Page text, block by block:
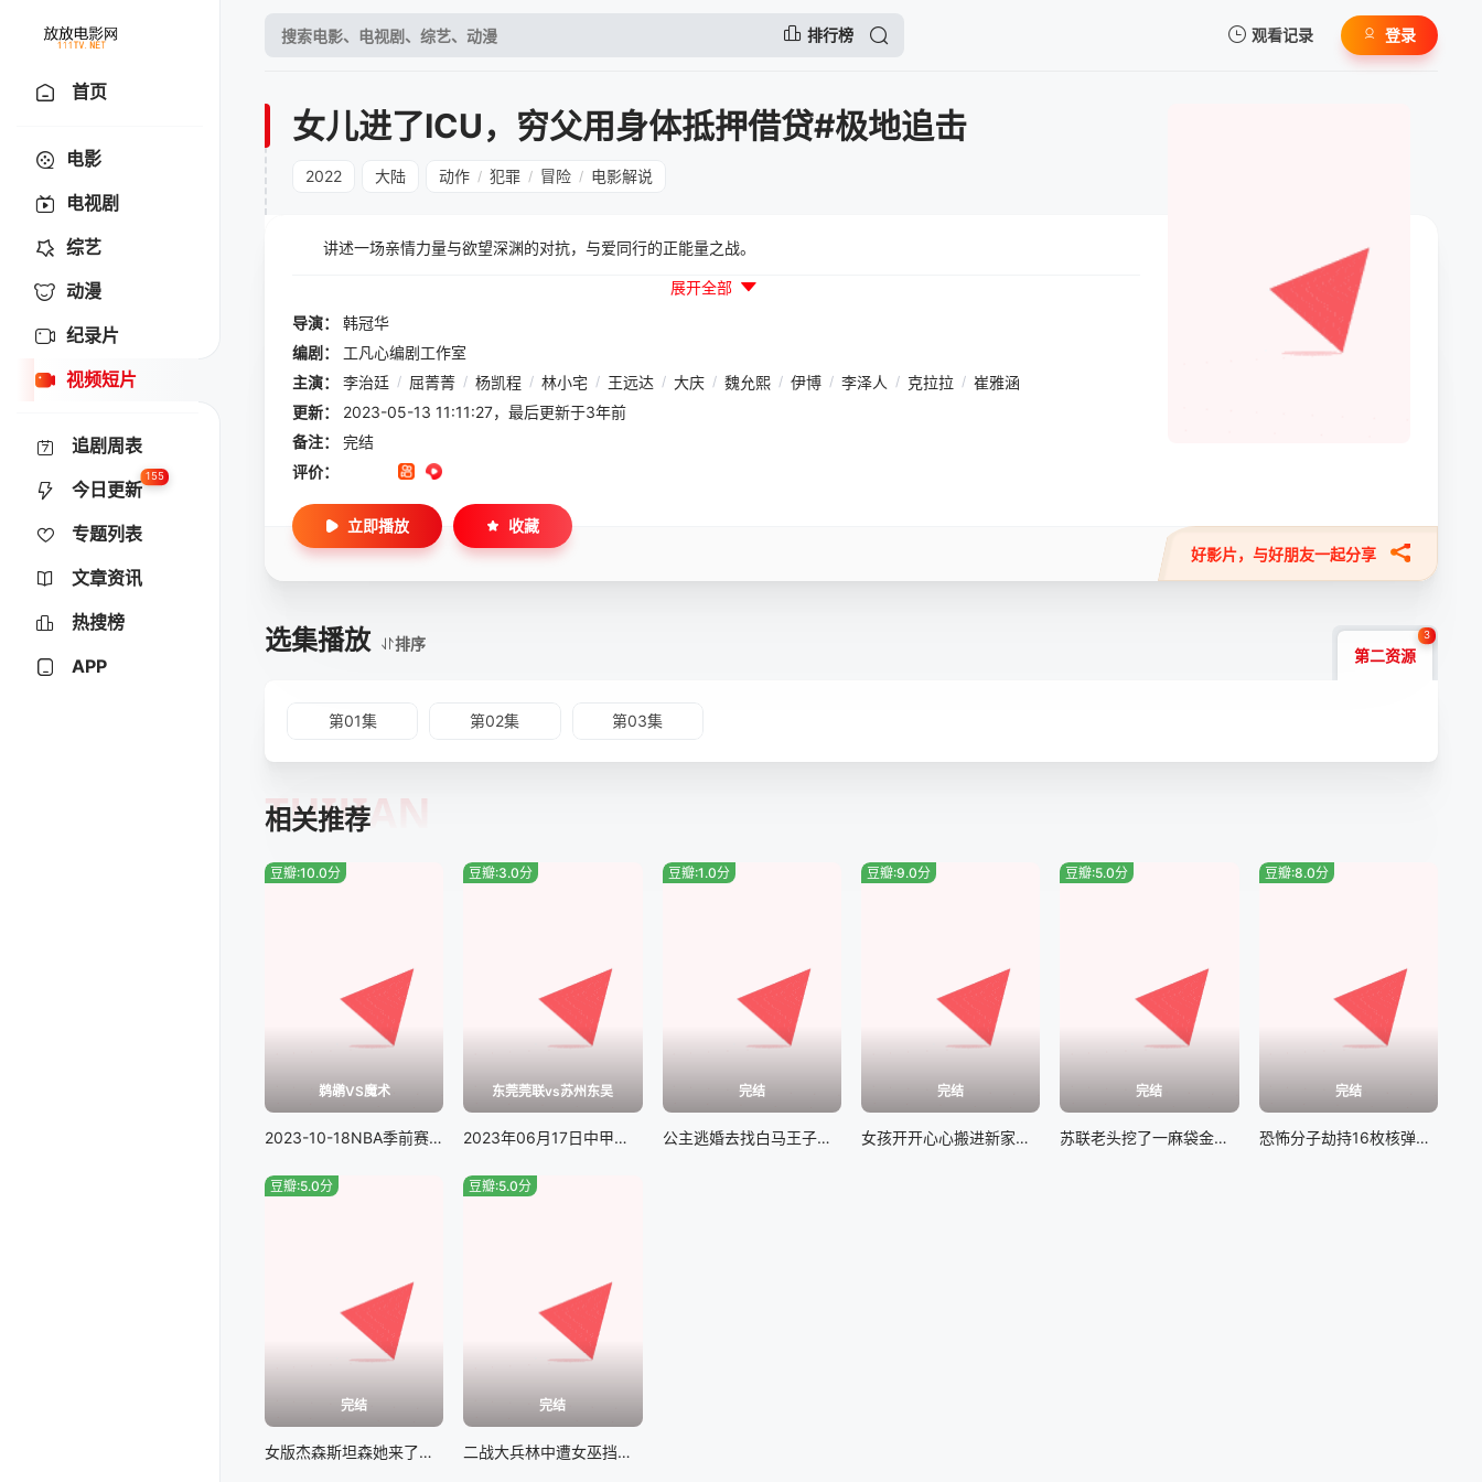
排行榜 观看记录
暂无观看影片的记录
登录
首页
电影
电视剧
综艺
动漫
纪录片
视频短片
追剧周表
今日更新
155
专题列表
文章资讯
热搜榜
APP
女儿进了ICU，穷父用身体抵押借贷#极地追击
2022 大陆 动作 / 犯罪 / 冒险 / 电影解说
讲述一场亲情力量与欲望深渊的对抗，与爱同行的正能量之战。
展开全部
导演：
韩冠华
编剧：
工凡心编剧工作室
主演：
李治廷 / 屈菁菁 / 杨凯程 / 林小宅 / 王远达 / 大庆 / 魏允熙 / 伊博 / 李泽人 / 克拉拉 / 崔雅涵
更新：
2023-05-13 11:11:27，最后更新于3年前
备注：
完结
评价：
好影片，与好朋友一起分享
立即播放 收藏
选集播放 排序
第二资源
3
第01集 第02集 第03集
相关推荐
TUIJIAN
鹈鹕VS魔术
豆瓣:10.0分
2023-10-18NBA季前赛鹈鹕VS魔术
东莞莞联vs苏州东吴
豆瓣:3.0分
2023年06月17日中甲联赛东莞莞联vs苏州东吴
完结
豆瓣:1.0分
公主逃婚去找白马王子，结果和野兽成了一对#我亲爱的怪物伙伴
完结
豆瓣:9.0分
女孩开开心心搬进新家，没想到里面居然闹鬼#芬尼克
完结
豆瓣:5.0分
苏联老头挖了一麻袋金子，半路却遭纳粹抢夺追杀#永生战士
完结
豆瓣:8.0分
恐怖分子劫持16枚核弹袭击美军，美军展开终极拦截#终极拦截
完结
豆瓣:5.0分
女版杰森斯坦森她来了，请叫她螺丝刀女侠#特送
完结
豆瓣:5.0分
二战大兵林中遭女巫挡道，奇幻新片#猎战